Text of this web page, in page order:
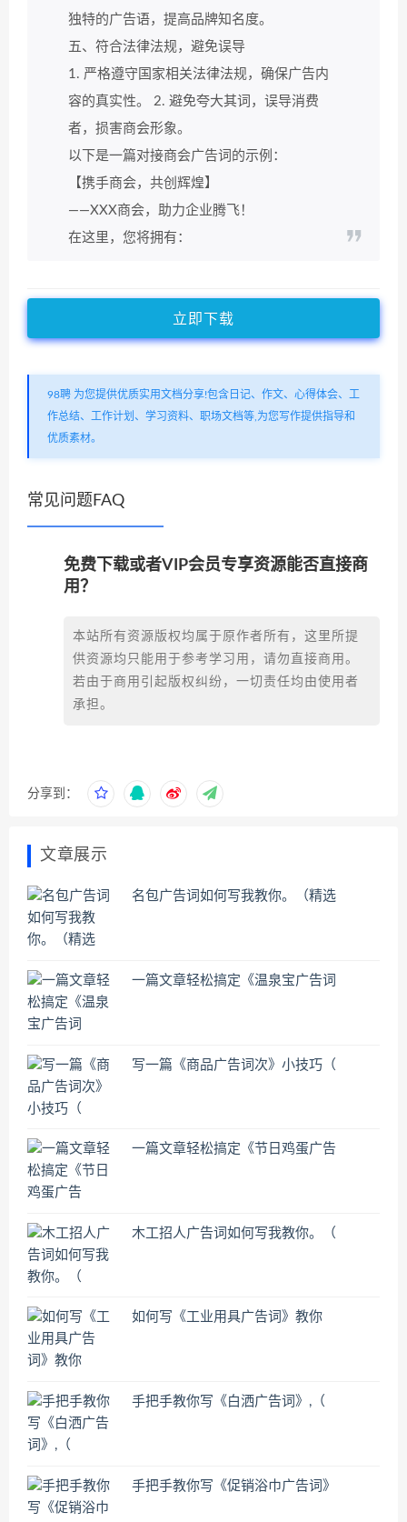
独特的广告语，提高品牌知名度。
五、符合法律法规，避免误导
1. 严格遵守国家相关法律法规，确保广告内
容的真实性。 2. 避免夸大其词，误导消费
者，损害商会形象。
以下是一篇对接商会广告词的示例：
【携手商会，共创辉煌】
——XXX商会，助力企业腾飞！
在这里，您将拥有：
立即下载
98聘 为您提供优质实用文档分享!包含日记、作文、心得体会、工
作总结、工作计划、学习资料、职场文档等,为您写作提供指导和
优质素材。
常见问题FAQ
免费下载或者VIP会员专享资源能否直接商
用？
本站所有资源版权均属于原作者所有，这里所提
供资源均只能用于参考学习用，请勿直接商用。
若由于商用引起版权纠纷，一切责任均由使用者
承担。
分享到：
文章展示
名包广告词如何写我教你。（精选
一篇文章轻松搞定《温泉宝广告词
写一篇《商品广告词次》小技巧（
一篇文章轻松搞定《节日鸡蛋广告
木工招人广告词如何写我教你。（
如何写《工业用具广告词》教你
手把手教你写《白洒广告词》,（
手把手教你写《促销浴巾广告词》